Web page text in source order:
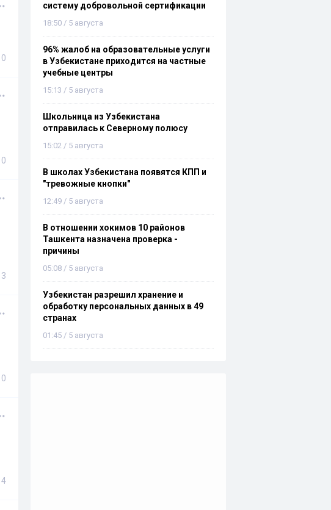
0
0
3
0
4
систему добровольной сертификации
18:50 / 5 августа
96% жалоб на образовательные услуги
в Узбекистане приходится на частные
учебные центры
15:13 / 5 августа
Школьница из Узбекистана
отправилась к Северному полюсу
15:02 / 5 августа
В школах Узбекистана появятся КПП и
"тревожные кнопки"
12:49 / 5 августа
В отношении хокимов 10 районов
Ташкента назначена проверка -
причины
05:08 / 5 августа
Узбекистан разрешил хранение и
обработку персональных данных в 49
странах
01:45 / 5 августа